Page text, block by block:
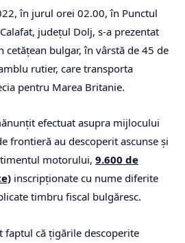
în jurul orei 02.00, în Punctul
judeţul Dolj, s-a prezentat
cetățean bulgar, în vârstă de 45 de
rutier, care transporta
pentru Marea Britanie.
efectuat asupra mijlocului
frontieră au descoperit ascunse și
motorului, 9.600 de
inscripționate cu nume diferite
timbru fiscal bulgăresc.
faptul că țigările descoperite